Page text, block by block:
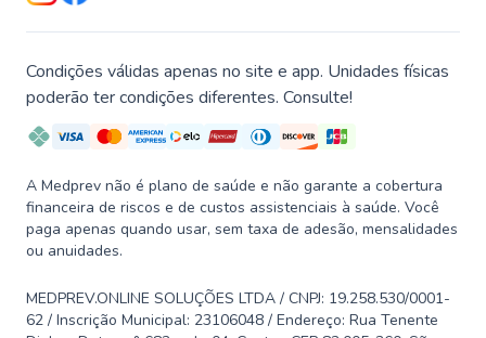
Condições válidas apenas no site e app. Unidades físicas
poderão ter condições diferentes. Consulte!
A Medprev não é plano de saúde e não garante a cobertura
financeira de riscos e de custos assistenciais à saúde. Você
paga apenas quando usar, sem taxa de adesão, mensalidades
ou anuidades.
MEDPREV.ONLINE SOLUÇÕES LTDA / CNPJ: 19.258.530/0001-
62 / Inscrição Municipal: 23106048 / Endereço: Rua Tenente